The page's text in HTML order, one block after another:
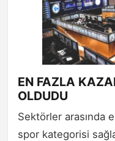
EN FAZLA
OLDUDU
Sektörler arasında
spor kategorisi